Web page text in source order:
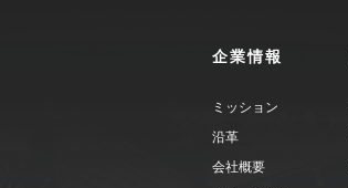
企業情報
ミッション
沿革
会社概要